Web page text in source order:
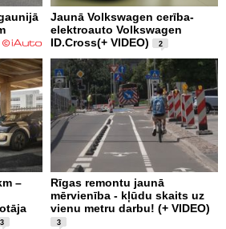
Jaunā Volkswagen cerība-
elektroauto Volkswagen
ID.Cross(+ VIDEO)
2
–
3
Rīgas remontu jaunā
mērvienība - kļūdu skaits uz
vienu metru darbu! (+ VIDEO)
3